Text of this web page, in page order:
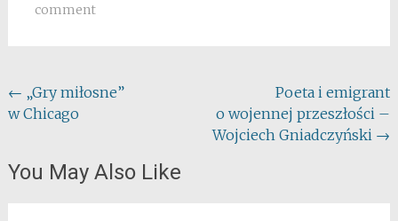
comment
Post
navigation
← „Gry miłosne”
w Chicago
Poeta i emigrant
o wojennej przeszłości –
Wojciech Gniadczyński →
You May Also Like